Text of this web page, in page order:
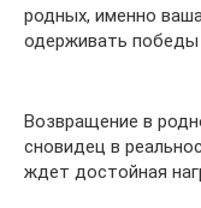
родных, именно
одерживать победы
Возвращение в
сновидец в
ждет достойная